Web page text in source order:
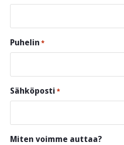
Puhelin *
Sähköposti *
Miten voimme auttaa?